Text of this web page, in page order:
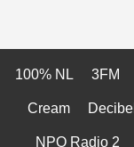
100% NL 3FM
Cream Decibel
NPO Radio 2